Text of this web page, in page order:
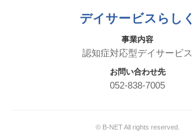
デイサービスらしく
事業内容
認知症対応型デイサービス
お問い合わせ先
052-838-7005
© B-NET All rights reserved.